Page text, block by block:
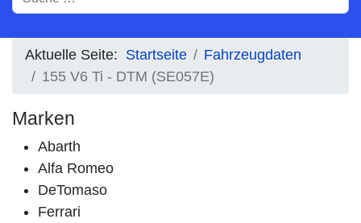
Aktuelle Seite: Startseite
Fahrzeugdaten
155 V6 Ti - DTM (SE057E)
Marken
Abarth
Alfa Romeo
DeTomaso
Ferrari